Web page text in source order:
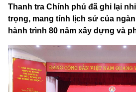
Thanh tra Chính phủ đã ghi lại
trọng, mang tính lịch sử của
hành trình 80 năm xây dựng và